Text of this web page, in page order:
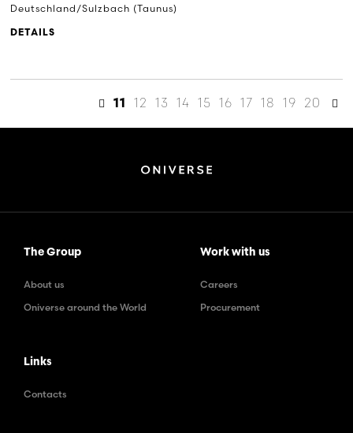
Deutschland/Sulzbach (Taunus)
DETAILS
11 12 13 14 15 16 17 18 19 20
The Group
About us
Oniverse around the World
Work with us
Careers
Procurement
Links
Contacts